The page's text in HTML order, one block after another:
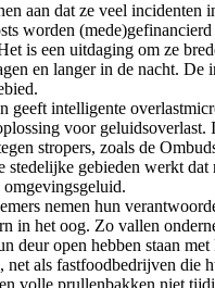
aan dat ze veel incidenten
worden
is een uitdaging om ze
en langer in de nacht. De
geeft intelligente
voor
stropers, zoals de
stedelijke gebieden werkt dat
nemen hun
in het oog. Zo vallen
deur open hebben staan met
net als fastfoodbedrijven die
volle prullenbakken niet